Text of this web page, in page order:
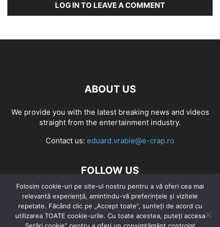
LOG IN TO LEAVE A COMMENT
ABOUT US
We provide you with the latest breaking news and videos
straight from the entertainment industry.
Contact us: eduard.vrabie@e-crap.ro
FOLLOW US
Folosim cookie-uri pe site-ul nostru pentru a vă oferi cea mai
relevantă experiență, amintindu-vă preferințele și vizitele
repetate. Făcând clic pe „Accept toate”, sunteți de acord cu
utilizarea TOATE cookie-urile. Cu toate acestea, puteți accesa